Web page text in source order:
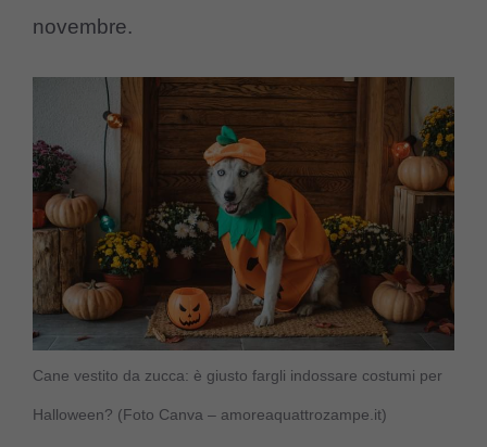
novembre.
Cane vestito da zucca: è giusto fargli indossare costumi per
Halloween? (Foto Canva – amoreaquattrozampe.it)